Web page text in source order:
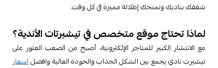
شغفك بناديك وتمنحك إطلالة مميزة في كل وقت.
لماذا تحتاج موقع متخصص في تيشيرتات الأندية؟
مع الانتشار الكبير للمتاجر الإلكترونية، أصبح من الصعب العثور على
تيشيرت نادي يجمع بين الشكل الجذاب والجودة العالية وافضلاسعار